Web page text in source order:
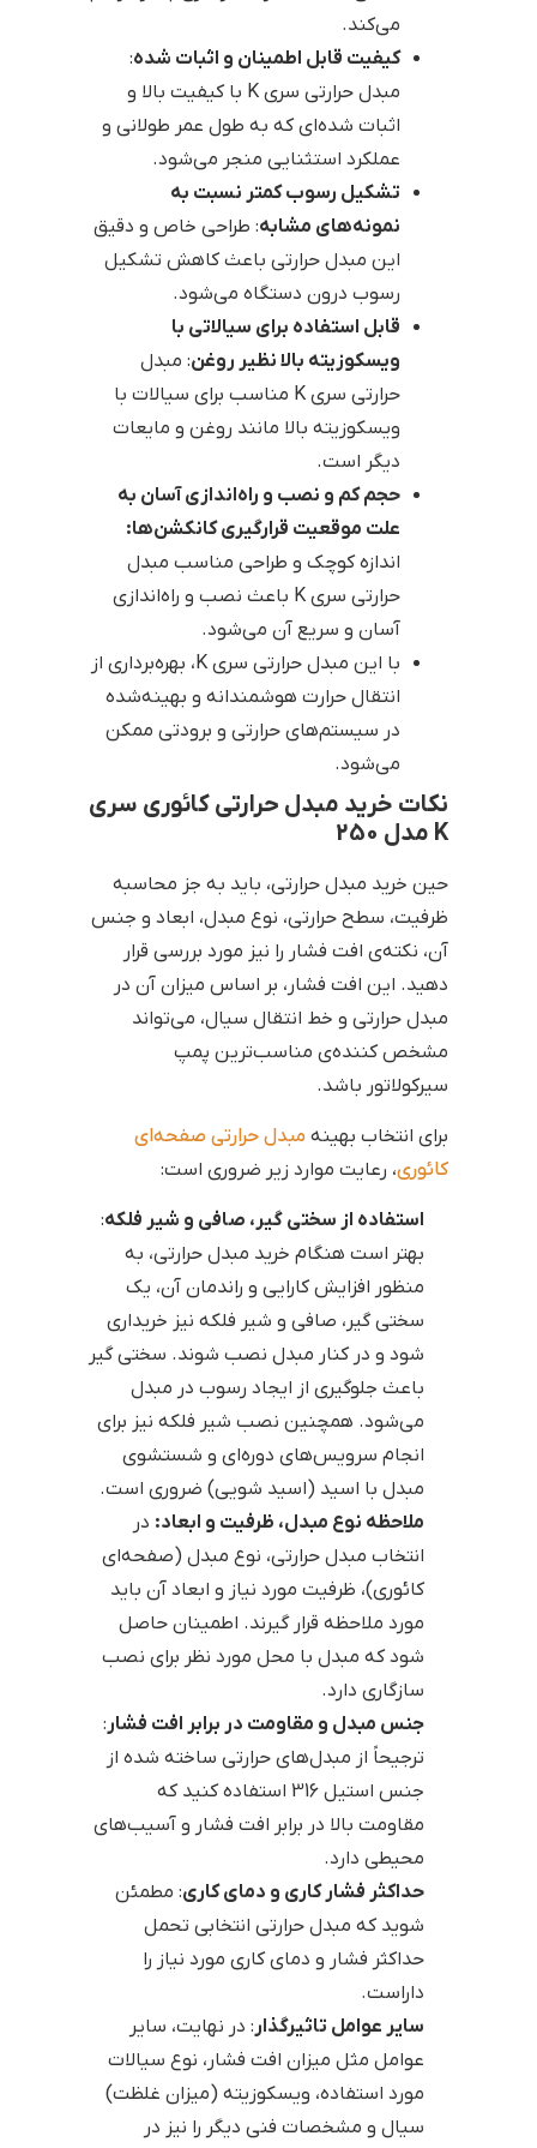
می‌کند.
کیفیت قابل اطمینان و اثبات شده:
مبدل حرارتی سری K با کیفیت بالا و
اثبات شده‌ای که به طول عمر طولانی و
عملکرد استثنایی منجر می‌شود.
تشکیل رسوب کمتر نسبت به
نمونه‌های مشابه: طراحی خاص و دقیق
این مبدل حرارتی باعث کاهش تشکیل
رسوب درون دستگاه می‌شود.
قابل استفاده برای سیالاتی با
ویسکوزیته بالا نظیر روغن: مبدل
حرارتی سری K مناسب برای سیالات با
ویسکوزیته بالا مانند روغن و مایعات
دیگر است.
حجم کم و نصب و راه‌اندازی آسان به
علت موقعیت قرارگیری کانکشن‌ها:
اندازه کوچک و طراحی مناسب مبدل
حرارتی سری K باعث نصب و راه‌اندازی
آسان و سریع آن می‌شود.
با این مبدل حرارتی سری K، بهره‌برداری از
انتقال حرارت هوشمندانه و بهینه‌شده
در سیستم‌های حرارتی و برودتی ممکن
می‌شود.
نکات خرید مبدل حرارتی کائوری سری
K مدل 250
حین خرید مبدل حرارتی، باید به جز محاسبه
ظرفیت، سطح حرارتی، نوع مبدل، ابعاد و جنس
آن، نکته‌ی افت فشار را نیز مورد بررسی قرار
دهید. این افت فشار، بر اساس میزان آن در
مبدل حرارتی و خط انتقال سیال، می‌تواند
مشخص کننده‌ی مناسب‌ترین پمپ
سیرکولاتور باشد.
برای انتخاب بهینه مبدل حرارتی صفحه‌ای
کائوری، رعایت موارد زیر ضروری است:
استفاده از سختی گیر، صافی و شیر فلکه:
بهتر است هنگام خرید مبدل حرارتی، به
منظور افزایش کارایی و راندمان آن، یک
سختی گیر، صافی و شیر فلکه نیز خریداری
شود و در کنار مبدل نصب شوند. سختی گیر
باعث جلوگیری از ایجاد رسوب در مبدل
می‌شود. همچنین نصب شیر فلکه نیز برای
انجام سرویس‌های دوره‌ای و شستشوی
مبدل با اسید (اسید شویی) ضروری است.
ملاحظه نوع مبدل، ظرفیت و ابعاد: در
انتخاب مبدل حرارتی، نوع مبدل (صفحه‌ای
کائوری)، ظرفیت مورد نیاز و ابعاد آن باید
مورد ملاحظه قرار گیرند. اطمینان حاصل
شود که مبدل با محل مورد نظر برای نصب
سازگاری دارد.
جنس مبدل و مقاومت در برابر افت فشار:
ترجیحاً از مبدل‌های حرارتی ساخته شده از
جنس استیل 316 استفاده کنید که
مقاومت بالا در برابر افت فشار و آسیب‌های
محیطی دارد.
حداکثر فشار کاری و دمای کاری: مطمئن
شوید که مبدل حرارتی انتخابی تحمل
حداکثر فشار و دمای کاری مورد نیاز را
داراست.
سایر عوامل تاثیرگذار: در نهایت، سایر
عوامل مثل میزان افت فشار، نوع سیالات
مورد استفاده، ویسکوزیته (میزان غلظت)
سیال و مشخصات فنی دیگر را نیز در